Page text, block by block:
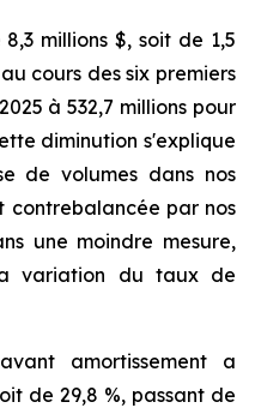
millions $, soit de 1,5
cours des six premiers
à 532,7 millions pour
diminution s'explique
de volumes dans nos
contrebalancée par nos
une moindre mesure,
variation du taux de
amortissement a
de 29,8 %, passant de